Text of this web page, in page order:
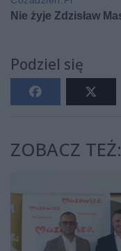
Podziel się
ZOBACZ TEŻ: